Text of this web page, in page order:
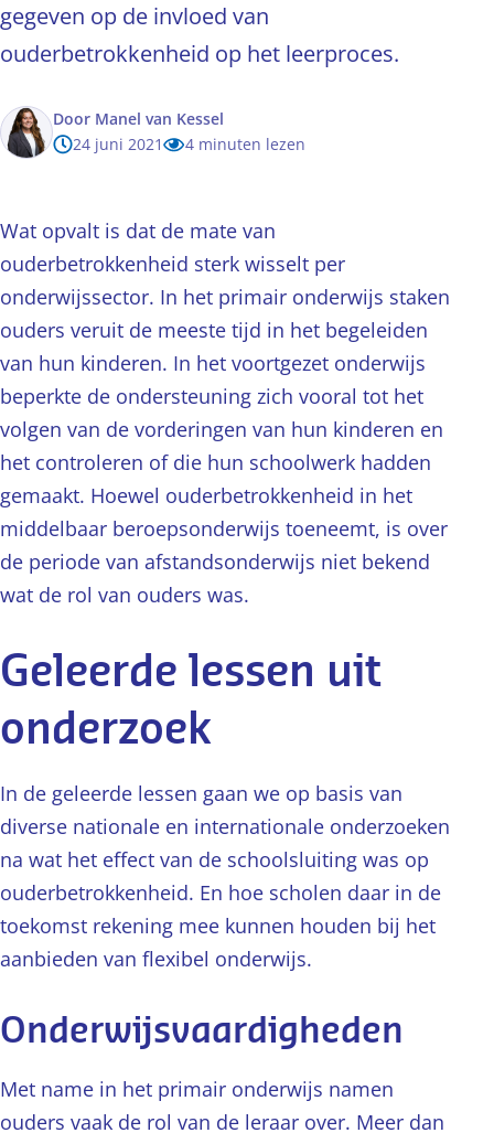
gegeven op de invloed van
ouderbetrokkenheid op het leerproces.
Door Manel van Kessel
24 juni 2021
4 minuten lezen
Wat opvalt is dat de mate van
ouderbetrokkenheid sterk wisselt per
onderwijssector. In het primair onderwijs staken
ouders veruit de meeste tijd in het begeleiden
van hun kinderen. In het voortgezet onderwijs
beperkte de ondersteuning zich vooral tot het
volgen van de vorderingen van hun kinderen en
het controleren of die hun schoolwerk hadden
gemaakt. Hoewel ouderbetrokkenheid in het
middelbaar beroepsonderwijs toeneemt, is over
de periode van afstandsonderwijs niet bekend
wat de rol van ouders was.
Geleerde lessen uit
onderzoek
In de geleerde lessen gaan we op basis van
diverse nationale en internationale onderzoeken
na wat het effect van de schoolsluiting was op
ouderbetrokkenheid. En hoe scholen daar in de
toekomst rekening mee kunnen houden bij het
aanbieden van flexibel onderwijs.
Onderwijsvaardigheden
Met name in het primair onderwijs namen
ouders vaak de rol van de leraar over. Meer dan